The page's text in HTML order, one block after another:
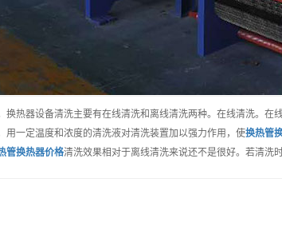
换热器设备清洗主要有在线清洗和离线清洗两种。在线清洗。
用一定温度和浓度的清洗液对清洗装置加以强力作用，使换热管
管换热器价格清洗效果相对于离线清洗来说还不是很好。若清洗